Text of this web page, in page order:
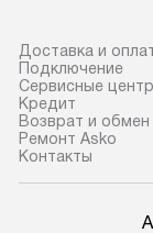
Доставка и
Подключение
Сервисные
Кредит
Возврат и обмен
Ремонт Asko
Контакты